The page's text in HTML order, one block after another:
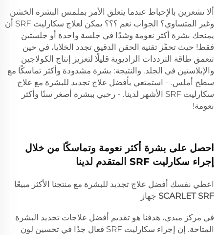
ألا تشعرين بالإحباط عندما يتعلق الأمر بملمس البشرة الخشن
وغير المتساوي؟ الجواب نعم ؟؟؟ يمكن لعلاج سكارليت SRF أن
يمنحك بشرة أكثر نعومة وشدًا في جلسة واحدة أو جلستين
فقط! حيث تحفّز تقنية الحقن الدقيق تجدد الخلايا، في حين
تتعمق طاقة الترددات الراديوية قليلًا لتعزيز إنتاج الكولاجين
والإيلاستين في الجلد. والنتيجة: بشرة مشدودة وأكثر تماسكًا مع
سطح أملس. - استمتعي بأفضل علاج تجديد للبشرة مع علاج
سكارليت SRF الأشهر لدينا. - رحبي ببشرة أصغر سنًا وأكثر
نعومة!
احصل على بشرة أكثر نعومة وتماسكًا من خلال
إجراء سكارليت SRF المتقدم لدينا
اعطي نفسك أفضل علاج تجديد للبشرة مع منتجنا الأكثر مبيعًا
SCARLET SRF جهاز
في مركز ميدي، هدفنا هو تقديم أفضل علاجات تجديد البشرة
المتاحة. إن إجراء سكارليت SRF فعال جدًا في تحسين لون